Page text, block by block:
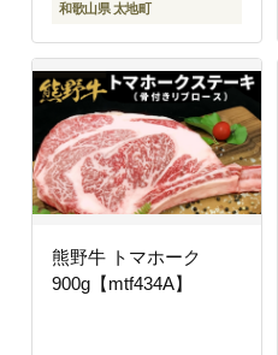
和歌山県 太地町
熊野牛 トマホーク
900g【mtf434A】